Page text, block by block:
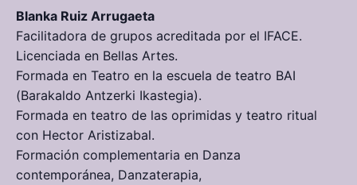
Blanka Ruiz Arrugaeta
Facilitadora de grupos acreditada por el IFACE.
Licenciada en Bellas Artes.
Formada en Teatro en la escuela de teatro BAI
(Barakaldo Antzerki Ikastegia).
Formada en teatro de las oprimidas y teatro ritual
con Hector Aristizabal.
Formación complementaria en Danza
contemporánea, Danzaterapia,